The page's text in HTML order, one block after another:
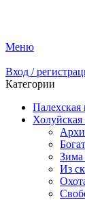
Меню
Вход /
Категории
Зима
Из